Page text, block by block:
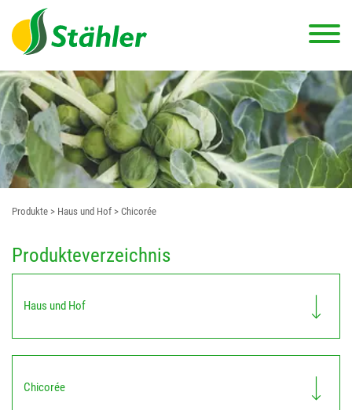
Produkte > Haus und Hof > Chicorée
Produkteverzeichnis
Haus und Hof
Chicorée